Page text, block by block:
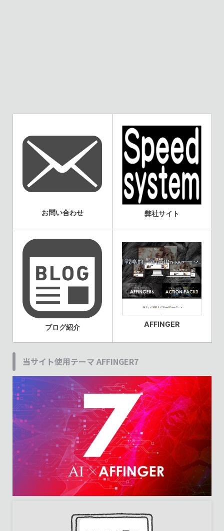
お問い合わせ 弊社サイト
ブログ紹介 AFFINGER
当サイト使用テーマ AFFINGER7